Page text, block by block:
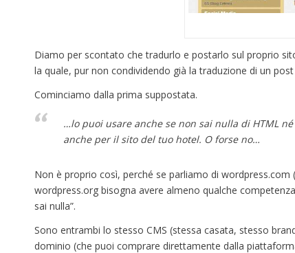
Diamo per scontato che tradurlo e postarlo sul proprio
la quale, pur non condividendo già la traduzione di un
Cominciamo dalla prima suppostata.
…lo puoi usare anche se non sai nulla di HTML
anche per il sito del tuo hotel. O forse no…
Non è proprio così, perché se parliamo di
wordpress.org bisogna avere almeno qualche
sai nulla”.
Sono entrambi lo stesso CMS (stessa casata, stesso
dominio (che puoi comprare direttamente dalla